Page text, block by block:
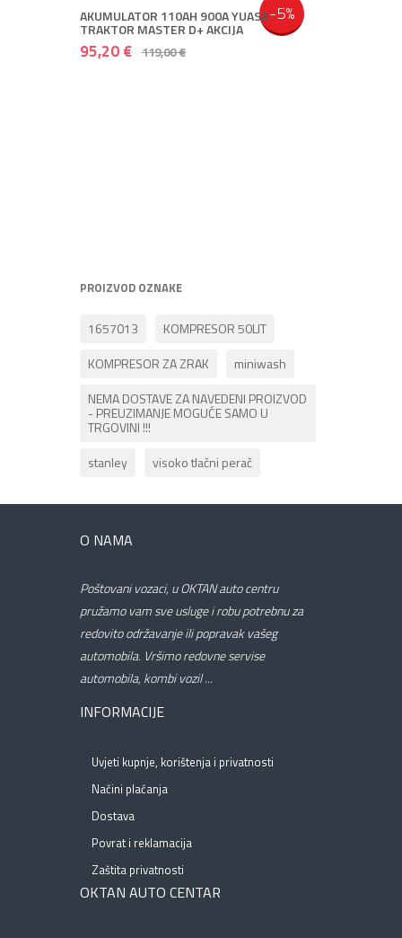
-5%
AKUMULATOR 110AH 900A YUASA
TRAKTOR MASTER D+ AKCIJA
95,20 € 119,00 €
PROIZVOD OZNAKE
1657013
KOMPRESOR 50LIT
KOMPRESOR ZA ZRAK
miniwash
NEMA DOSTAVE ZA NAVEDENI PROIZVOD
- PREUZIMANJE MOGUĆE SAMO U
TRGOVINI !!!
stanley
visoko tlačni perač
O NAMA
Poštovani vozaci, u OKTAN auto centru
pružamo vam sve usluge i robu potrebnu za
redovito održavanje ili popravak vašeg
automobila. Vršimo redovne servise
automobila, kombi vozil ...
INFORMACIJE
Uvjeti kupnje, korištenja i privatnosti
Načini plaćanja
Dostava
Povrat i reklamacija
Zaštita privatnosti
OKTAN AUTO CENTAR